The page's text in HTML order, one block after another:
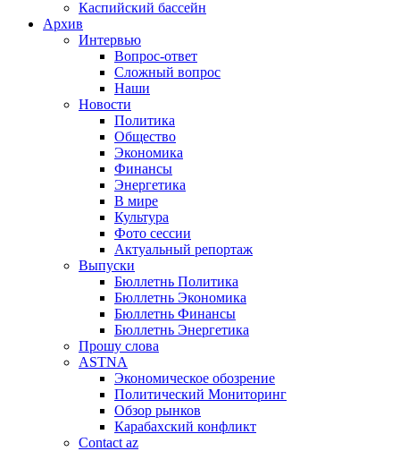
Каспийский бассейн
Архив
Интервью
Вопрос-ответ
Сложный вопрос
Наши
Новости
Политика
Общество
Экономика
Финансы
Энергетика
В мире
Культура
Фото сессии
Актуальный репортаж
Выпуски
Бюллетнь Политика
Бюллетнь Экономика
Бюллетнь Финансы
Бюллетнь Энергетика
Прошу слова
ASTNA
Экономическое обозрение
Политический Мониторинг
Обзор рынков
Карабахский конфликт
Contact az